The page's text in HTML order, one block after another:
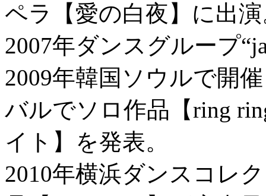
ペラ【愛の白夜】に出
2007年ダンスグループ
2009年韓国ソウルで開
バルでソロ作品【ring
イト】を発表。
2010年横浜ダンスコレ